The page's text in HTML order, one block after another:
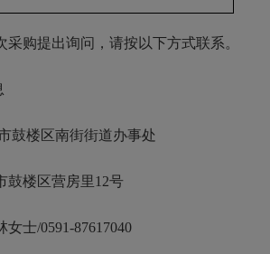
购提出询问，请按以下方式联系。
鼓楼区南街街道办事处
市鼓楼区营房里12号
女士/0591-87617040